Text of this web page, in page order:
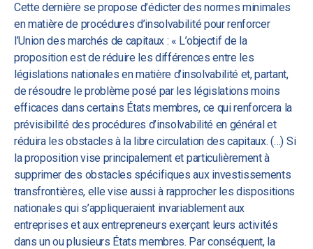
Cette dernière se propose d’édicter des normes minimales
en matière de procédures d’insolvabilité pour renforcer
l’Union des marchés de capitaux : « L’objectif de la
proposition est de réduire les différences entre les
législations nationales en matière d’insolvabilité et, partant,
de résoudre le problème posé par les législations moins
efficaces dans certains États membres, ce qui renforcera la
prévisibilité des procédures d’insolvabilité en général et
réduira les obstacles à la libre circulation des capitaux. (…) Si
la proposition vise principalement et particulièrement à
supprimer des obstacles spécifiques aux investissements
transfrontières, elle vise aussi à rapprocher les dispositions
nationales qui s’appliqueraient invariablement aux
entreprises et aux entrepreneurs exerçant leurs activités
dans un ou plusieurs États membres. Par conséquent, la